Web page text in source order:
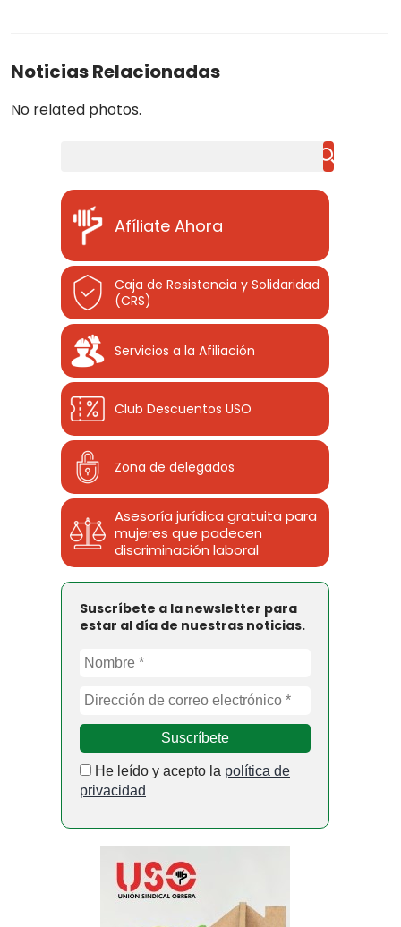
Noticias Relacionadas
No related photos.
Afíliate Ahora
Caja de Resistencia y Solidaridad
(CRS)
Servicios a la Afiliación
Club Descuentos USO
Zona de delegados
Asesoría jurídica gratuita para
mujeres que padecen
discriminación laboral
Suscríbete a la newsletter para
estar al día de nuestras noticias.
He leído y acepto la política de
privacidad